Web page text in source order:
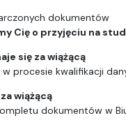
dokumentów
Cię o przyjęciu na
się za wiążącą
procesie kwalifikacji
wiążącą
dokumentów w